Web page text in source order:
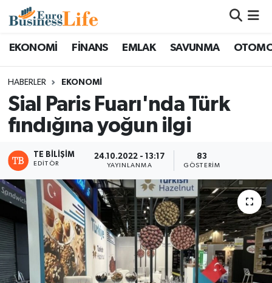
EKONOMİ FİNANS EMLAK SAVUNMA
HABERLER EKONOMİ
Sial Paris Fuarı'nda Türk
fındığına yoğun ilgi
TE BILIŞIM
EDITÖR
24.10.2022 - 13:17
YAYINLANMA
83
GÖSTERIM
Nöbetçi Eczaneler
Hava Durumu
Namaz Vakitleri
Trafik Durumu
Süper Lig Puan Durumu ve Fikstür
Tüm Manşetler
Son Dakika Haberleri
Haber Arşivi